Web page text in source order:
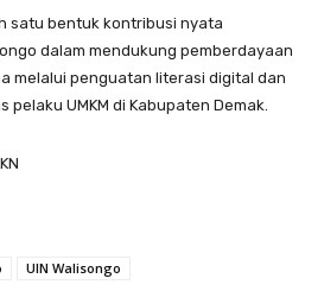
satu bentuk kontribusi nyata
dalam mendukung pemberdayaan
melalui penguatan literasi digital dan
UMKM di Kabupaten Demak.
UIN Walisongo